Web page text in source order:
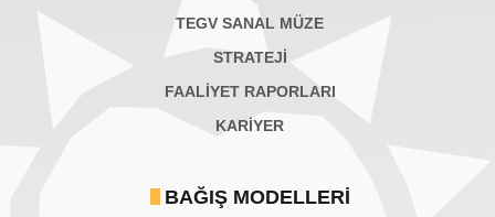
TEGV SANAL MÜZE
STRATEJİ
FAALİYET RAPORLARI
KARIYER
BAĞIŞ MODELLERI